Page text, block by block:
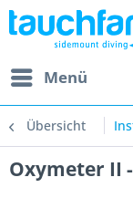
Menü
Übersicht
Oxymeter II